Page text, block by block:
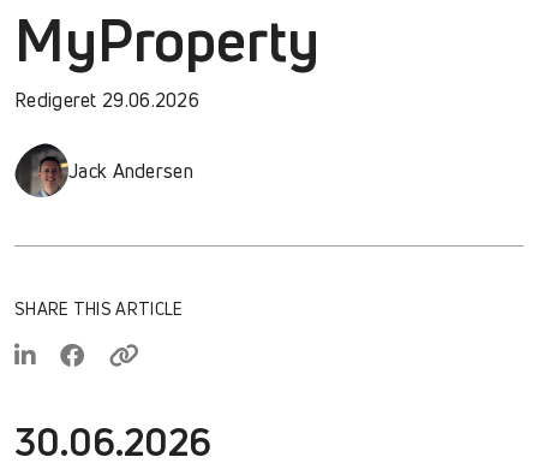
MyProperty
Redigeret 29.06.2026
Jack Andersen
SHARE THIS ARTICLE
30.06.2026